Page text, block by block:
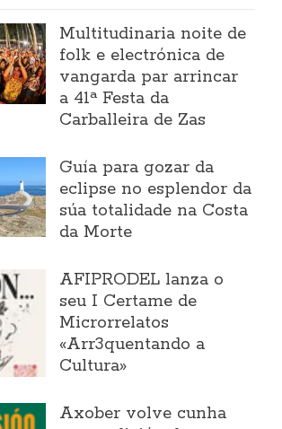
Multitudinaria noite de
folk e electrónica de
vangarda par arrincar
a 41ª Festa da
Carballeira de Zas
Guía para gozar da
eclipse no esplendor da
súa totalidade na Costa
da Morte
AFIPRODEL lanza o
seu I Certame de
Microrrelatos
«Arr3quentando a
Cultura»
Axober volve cunha